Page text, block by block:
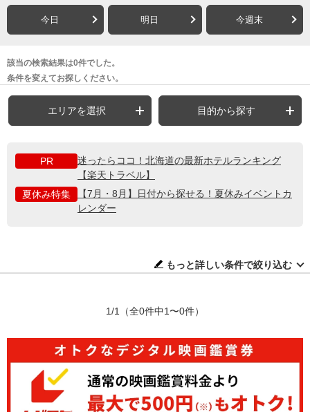
今日 明日 今週末
該当の検索結果は0件でした。
条件を変えてお探しください。
エリアを選択 目的から探す
PR
迷ったらココ！北海道の最新ホテルランキング
【楽天トラベル】
夏休み特集
【7月・8月】日付から探せる！夏休みイベントカ
レンダー
もっと詳しい条件で絞り込む
1/1 （全0件中1〜0件）